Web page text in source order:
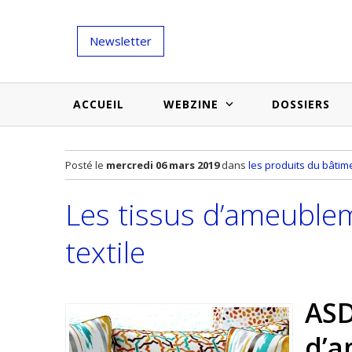
Newsletter
ACCUEIL WEBZINE
Salons et évènementiels
Médias du bâtiment
Techniques et conseils
Etudes et enquêtes
DOSSIERS
Annuaire
Actualités des membres
Posté le mercredi 06 mars 2019 dans les produits du
Les tissus
textile